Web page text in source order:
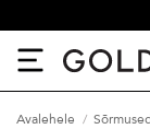
Avalehele